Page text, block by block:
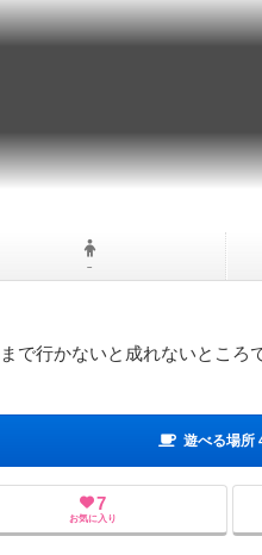
－
で行かないと成れないところ
遊べる場所
7
お気に入り